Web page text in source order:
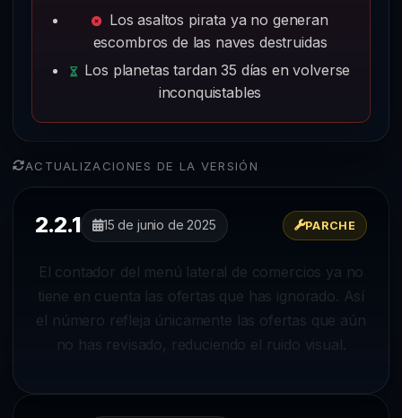
Los asaltos pirata ya no generan
escombros de las naves destruidas
Los planetas tardan 35 días en volverse
inconquistables
ACTUALIZACIONES DE LA VERSIÓN
2.2.1 15 de junio de 2025 PARCHE
El contador del menú lateral de comercios ya no
tiene en cuenta las ofertas que has ignorado. Así
el número refleja únicamente las ofertas que aún
no has revisado, reduciendo el ruido visual.